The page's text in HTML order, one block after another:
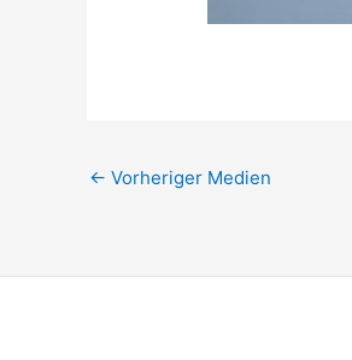
← Vorheriger Medien